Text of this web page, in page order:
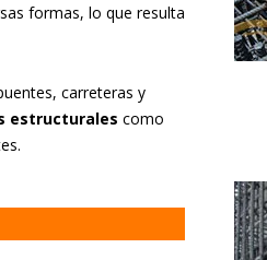
formas, lo que resulta
carreteras y
estructurales como